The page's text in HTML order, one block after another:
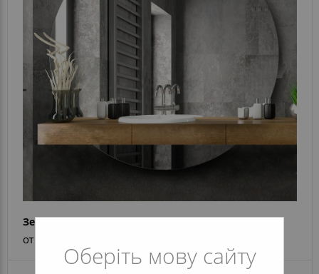
Оберіть мову сайту
Зеркало Sun Rise 3
от 5 116 грн